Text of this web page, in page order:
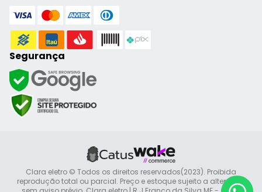
Segurança
Clara eletro © Todos os direitos reservados(2023). Proibida
reprodução total ou parcial. Preço e estoque sujeito a alteração